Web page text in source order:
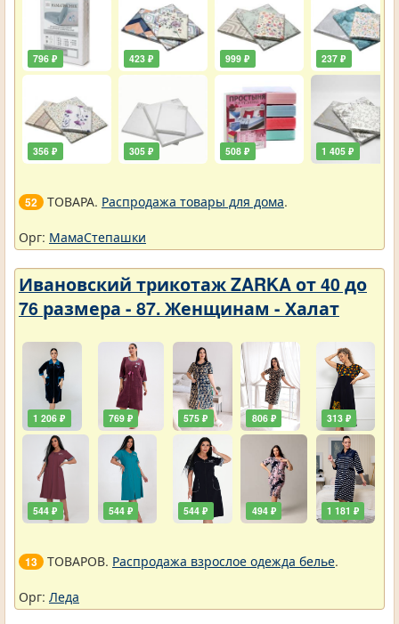
796 ₽
356 ₽
423 ₽
305 ₽
999 ₽
508 ₽
237 ₽
1 405 ₽
52 ТОВАРА. Распродажа товары для дома.
Орг: МамаСтепашки
Ивановский трикотаж ZARKA от 40 до
76 размера - 87. Женщинам - Халат
1 206 ₽
544 ₽
769 ₽
544 ₽
575 ₽
544 ₽
806 ₽
494 ₽
313 ₽
1 181 ₽
13 ТОВАРОВ. Распродажа взрослое одежда белье.
Орг: Леда